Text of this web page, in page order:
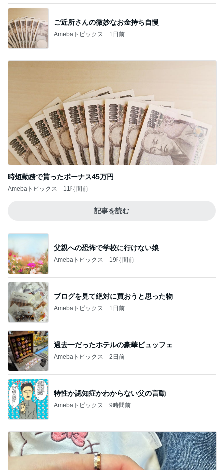
ご近所さんの微妙なお金持ち自慢
Amebaトピックス 1日前
時短勤務で貰ったボーナス45万円
Amebaトピックス 11時間前
記事を読む
父親への恐怖で学校に行けない娘
Amebaトピックス 19時間前
ブログを見て絶対に買おうと思った物
Amebaトピックス 1日前
過去一だったホテルの豪華ビュッフェ
Amebaトピックス 2日前
特性か認知症かわからない父の言動
Amebaトピックス 9時間前